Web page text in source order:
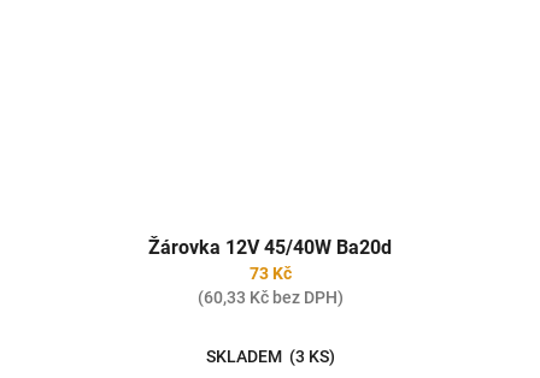
Žárovka 12V 45/40W Ba20d
73 Kč
(60,33 Kč bez DPH)
SKLADEM (3 KS)